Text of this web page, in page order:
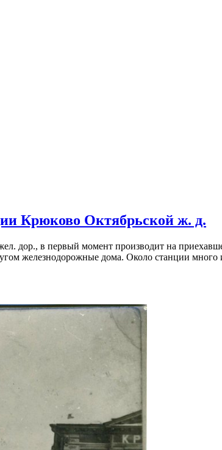
Крюково Октябрьской ж. д.
дор., в первый момент производит на
железнодорожные дома. Около станции